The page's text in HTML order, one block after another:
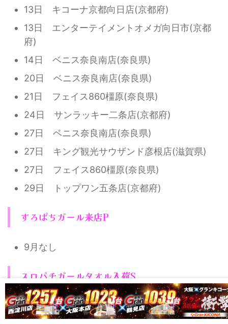
13日 キコーナ京都向日店(京都府)
13日 エンターテイメントオメガ向日市(京都
府)
14日 ベニス奈良南店(奈良県)
20日 ベニス奈良南店(奈良県)
21日 フェイス860橿原(奈良県)
24日 サンラッキー二条店(京都府)
27日 ベニス奈良南店(奈良県)
27日 キング観光サウザンド彦根店(滋賀県)
27日 フェイス860橿原(奈良県)
29日 トップワン五条店(京都府)
すろぱちガール来店P
9月なし
スロパチガールタオル入荷S
9日 オメガ千代原口2番館(京都府)